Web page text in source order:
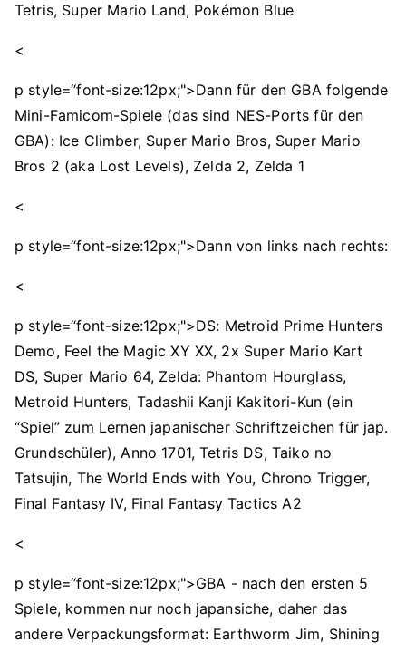
Tetris, Super Mario Land, Pokémon Blue
<
p style=“font-size:12px;">Dann für den GBA folgende
Mini-Famicom-Spiele (das sind NES-Ports für den
GBA): Ice Climber, Super Mario Bros, Super Mario
Bros 2 (aka Lost Levels), Zelda 2, Zelda 1
<
p style=“font-size:12px;">Dann von links nach rechts:
<
p style=“font-size:12px;">DS: Metroid Prime Hunters
Demo, Feel the Magic XY XX, 2x Super Mario Kart
DS, Super Mario 64, Zelda: Phantom Hourglass,
Metroid Hunters, Tadashii Kanji Kakitori-Kun (ein
“Spiel” zum Lernen japanischer Schriftzeichen für jap.
Grundschüler), Anno 1701, Tetris DS, Taiko no
Tatsujin, The World Ends with You, Chrono Trigger,
Final Fantasy IV, Final Fantasy Tactics A2
<
p style=“font-size:12px;">GBA - nach den ersten 5
Spiele, kommen nur noch japansiche, daher das
andere Verpackungsformat: Earthworm Jim, Shining